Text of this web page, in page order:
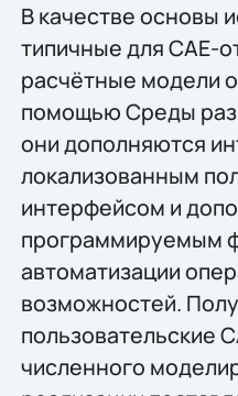
В качестве основы
типичные для CAE-
расчётные модели
помощью Среды
они дополняются
локализованным
интерфейсом и
программируемым
автоматизации
возможностей.
пользовательские
численного